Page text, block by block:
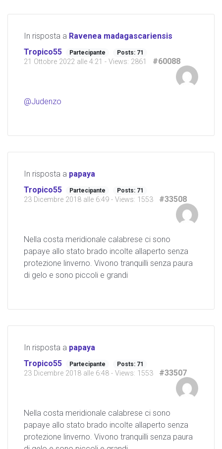
In risposta a Ravenea madagascariensis
Tropico55
Partecipante Posts: 71
21 Ottobre 2022 alle 4:21 - Views: 2861 #60088
@Judenzo
In risposta a papaya
Tropico55
Partecipante Posts: 71
23 Dicembre 2018 alle 6:49 - Views: 1553 #33508
Nella costa meridionale calabrese ci sono
papaye allo stato brado incolte allaperto senza
protezione linverno. Vivono tranquilli senza paura
di gelo e sono piccoli e grandi
In risposta a papaya
Tropico55
Partecipante Posts: 71
23 Dicembre 2018 alle 6:48 - Views: 1553 #33507
Nella costa meridionale calabrese ci sono
papaye allo stato brado incolte allaperto senza
protezione linverno. Vivono tranquilli senza paura